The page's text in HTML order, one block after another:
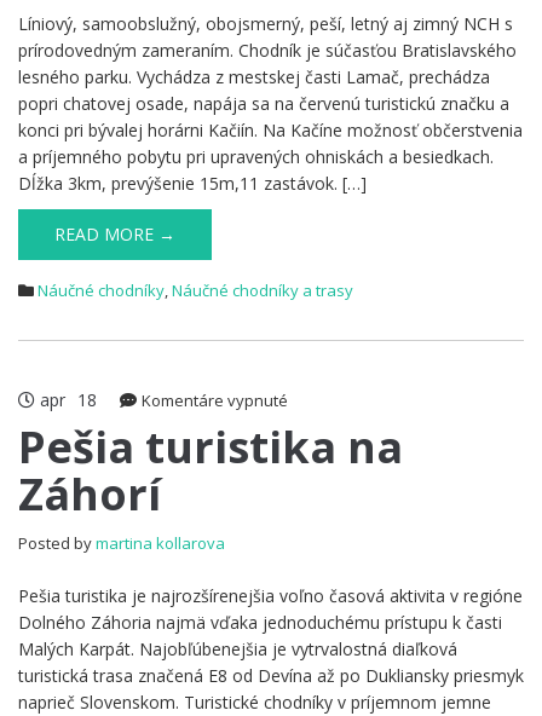
Líniový, samoobslužný, obojsmerný, peší, letný aj zimný NCH s
prírodovedným zameraním. Chodník je súčasťou Bratislavského
lesného parku. Vychádza z mestskej časti Lamač, prechádza
popri chatovej osade, napája sa na červenú turistickú značku a
konci pri bývalej horárni Kačiín. Na Kačíne možnosť občerstvenia
a príjemného pobytu pri upravených ohniskách a besiedkach.
Dĺžka 3km, prevýšenie 15m,11 zastávok. […]
READ MORE →
Náučné chodníky,Náučné chodníky a trasy
apr 18 Komentáre vypnuté
turistika
Pešia turistika na
Záhorí
Posted bymartina kollarova
Pešia turistika je najrozšírenejšia voľno časová aktivita v regióne
Dolného Záhoria najmä vďaka jednoduchému prístupu k časti
Malých Karpát. Najobľúbenejšia je vytrvalostná diaľková
turistická trasa značená E8 od Devína až po Dukliansky priesmyk
naprieč Slovenskom. Turistické chodníky v príjemnom jemne